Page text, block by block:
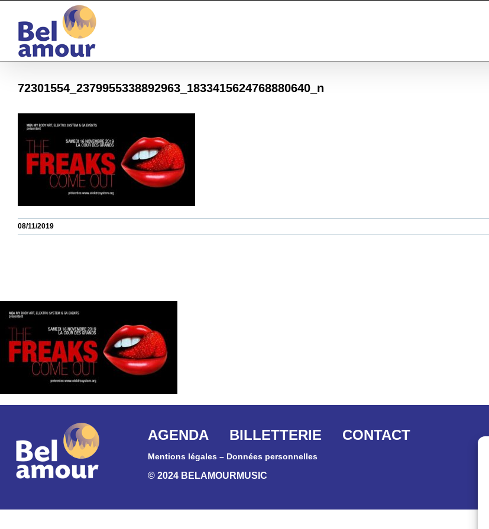
contenu
72301554_2379955338892963_1833415624768880640_n
08/11/2019
AGENDA BILLETTERIE CONTACT
Mentions légales – Données personnelles
© 2024 BELAMOURMUSIC